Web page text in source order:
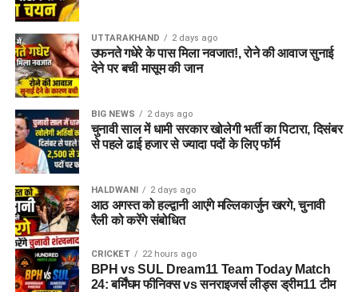
बरामद किए गए हैं।
ML vs TRT Dream11 Prediction Match 25: Pitch
Report, Playing 11 & Fantasy Tips
ML-W vs TRT-W Dream11 Prediction Match 25 |
The Hundred Women 2026
धामी कैबिनेट में 15 प्रस्तावों पर मुहर, मजदूरों, युवाओं और
गौपालकों के लिए गए बड़े फैसले
BJP के Survey ने खोली विधायकों की पोल, 32 चेहरे रेड जोन
में, कट सकता है कई का टिकट !
मसूरी में बारिश के बीच पहाड़ी से गिरे बोल्डर, सरकारी आवास को
भारी नुकसान
UTTARAKHAND 2 days ago
उफनते गधेरे के पास मिला नवजात!, रोने की आवाज सुनाई
देने पर बची मासूम की जान
BIG NEWS 2 days ago
चुनावी साल में धामी सरकार खोलेगी भर्ती का पिटारा, दिसंबर
से पहले ढाई हजार से ज्यादा पदों के लिए फॉर्म
HALDWANI 2 days ago
आठ अगस्त को हल्द्वानी आएंगे मल्लिकार्जुन खरगे, चुनावी
रैली को करेंगे संबोधित
CRICKET 22 hours ago
BPH vs SUL Dream11 Team Today Match
24: बर्मिंघम फीनिक्स vs सनराइजर्स लीड्स ड्रीम11 टीम